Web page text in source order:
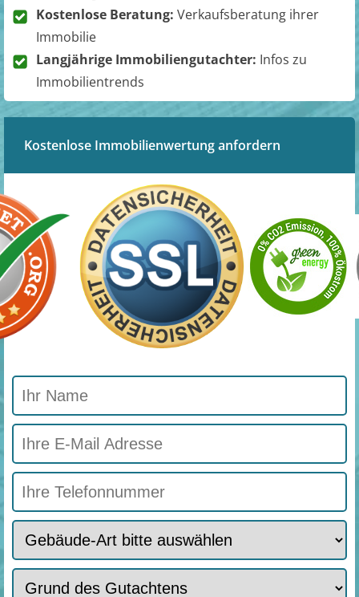
Kostenlose Beratung: Verkaufsberatung ihrer
Immobilie
Langjährige Immobiliengutachter: Infos zu
Immobilientrends
Kostenlose Immobilienwertung anfordern